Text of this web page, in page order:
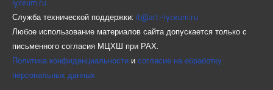
lyceum.ru
Служба технической поддержки: it@art-lyceum.ru
Любое использование материалов сайта допускается только с
письменного согласия МЦХШ при РАХ.
Политика конфиденциальности и согласие на обработку
персональных данных